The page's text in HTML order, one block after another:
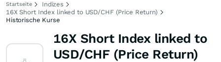
Startseite
Indizes
16X Short Index linked to USD/CHF (Price Return)
Historische Kurse
16X Short Index linked to
USD/CHF (Price Return)